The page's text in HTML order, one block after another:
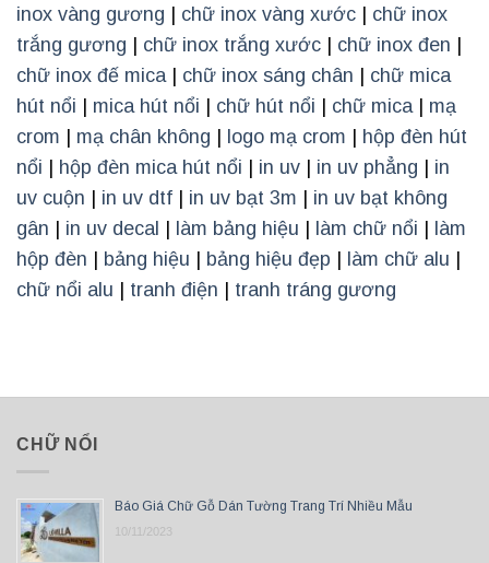
inox vàng gương | chữ inox vàng xước | chữ inox
trắng gương | chữ inox trắng xước | chữ inox đen |
chữ inox đế mica | chữ inox sáng chân | chữ mica
hút nổi | mica hút nổi | chữ hút nổi | chữ mica | mạ
crom | mạ chân không | logo mạ crom | hộp đèn hút
nổi | hộp đèn mica hút nổi | in uv | in uv phẳng | in
uv cuộn | in uv dtf | in uv bạt 3m | in uv bạt không
gân | in uv decal | làm bảng hiệu | làm chữ nổi | làm
hộp đèn | bảng hiệu | bảng hiệu đẹp | làm chữ alu |
chữ nổi alu | tranh điện | tranh tráng gương
CHỮ NỔI
Báo Giá Chữ Gỗ Dán Tường Trang Trí Nhiều Mẫu
10/11/2023